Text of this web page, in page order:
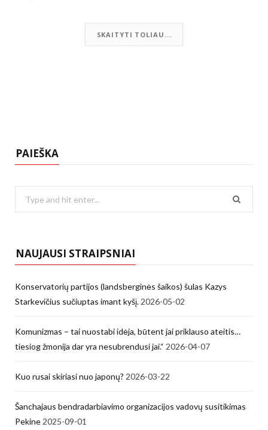
SKAITYTI TOLIAU...
PAIEŠKA
NAUJAUSI STRAIPSNIAI
Konservatorių partijos (landsberginės šaikos) šulas Kazys
Starkevičius sučiuptas imant kyšį. 2026-05-02
Komunizmas – tai nuostabi idėja, būtent jai priklauso ateitis…
tiesiog žmonija dar yra nesubrendusi jai.“ 2026-04-07
Kuo rusai skiriasi nuo japonų? 2026-03-22
Šanchajaus bendradarbiavimo organizacijos vadovų susitikimas
Pekine 2025-09-01